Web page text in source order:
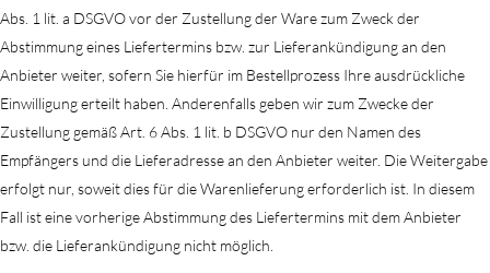
Abs. 1 lit. a DSGVO vor der Zustellung der Ware zum Zweck der
Abstimmung eines Liefertermins bzw. zur Lieferankündigung an den
Anbieter weiter, sofern Sie hierfür im Bestellprozess Ihre ausdrückliche
Einwilligung erteilt haben. Anderenfalls geben wir zum Zwecke der
Zustellung gemäß Art. 6 Abs. 1 lit. b DSGVO nur den Namen des
Empfängers und die Lieferadresse an den Anbieter weiter. Die Weitergabe
erfolgt nur, soweit dies für die Warenlieferung erforderlich ist. In diesem
Fall ist eine vorherige Abstimmung des Liefertermins mit dem Anbieter
bzw. die Lieferankündigung nicht möglich.